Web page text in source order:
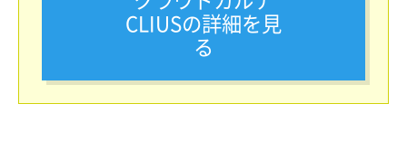
CLIUSの詳細を見
る